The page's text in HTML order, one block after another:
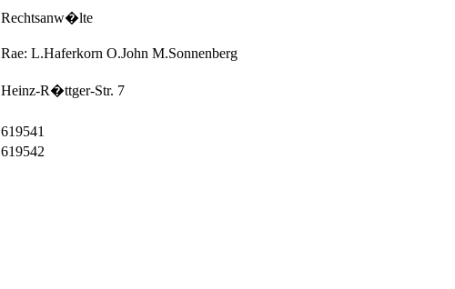
Rechtsanw�lte
Rae: L.Haferkorn O.John M.Sonnenberg
Heinz-R�ttger-Str. 7
619541
619542